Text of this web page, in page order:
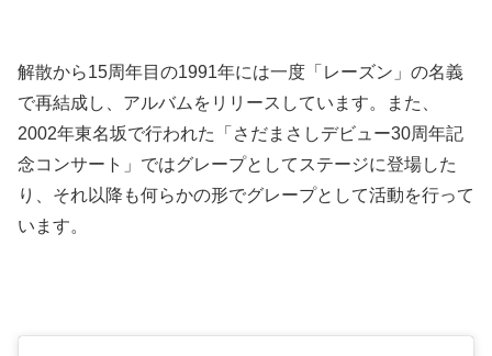
解散から15周年目の1991年には一度「レーズン」の名義
で再結成し、アルバムをリリースしています。また、
2002年東名坂で行われた「さだまさしデビュー30周年記
念コンサート」ではグレープとしてステージに登場した
り、それ以降も何らかの形でグレープとして活動を行って
います。